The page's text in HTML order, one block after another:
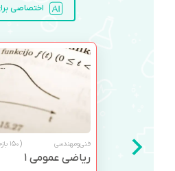
اختصاصی
فنی‌ومهندسی (150 بازخورد)
ریاضی عمومی 1